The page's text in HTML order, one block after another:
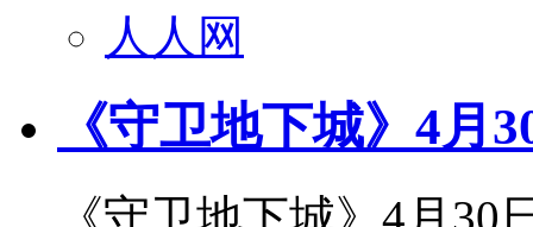
人人网
《守卫地下城》4月